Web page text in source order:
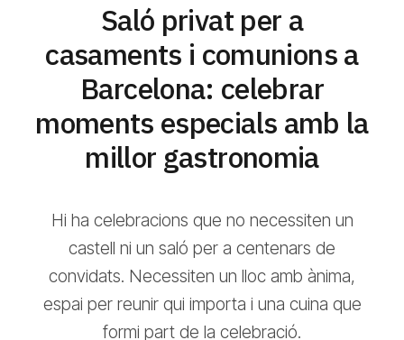
Saló privat per a
casaments i comunions a
Barcelona: celebrar
moments especials amb la
millor gastronomia
Hi ha celebracions que no necessiten un
castell ni un saló per a centenars de
convidats. Necessiten un lloc amb ànima,
espai per reunir qui importa i una cuina que
formi part de la celebració.